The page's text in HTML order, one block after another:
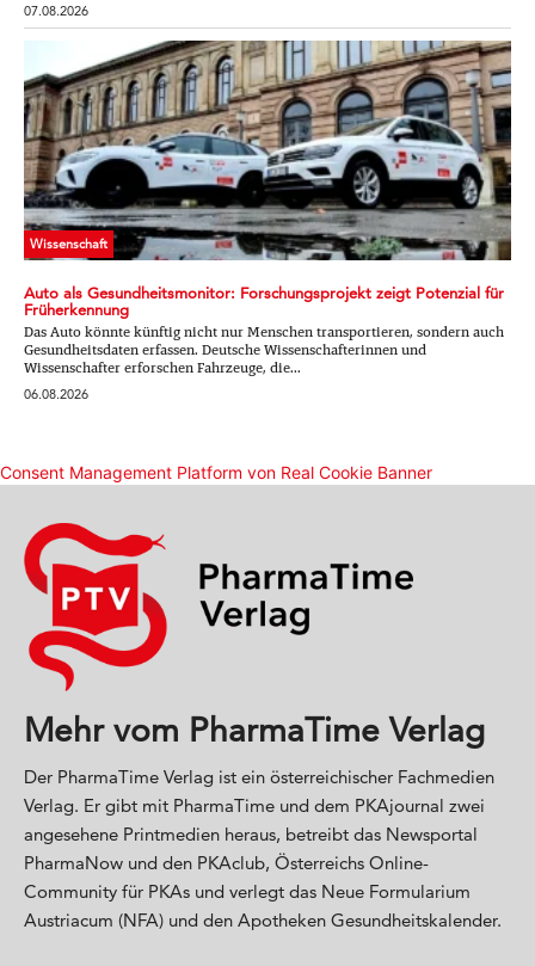
Mehr vom PharmaTime Verlag
Der PharmaTime Verlag ist ein österreichischer Fachmedien
Verlag. Er gibt mit PharmaTime und dem PKAjournal zwei
angesehene Printmedien heraus, betreibt das Newsportal
PharmaNow und den PKAclub, Österreichs Online-
Community für PKAs und verlegt das Neue Formularium
Austriacum (NFA) und den Apotheken Gesundheitskalender.